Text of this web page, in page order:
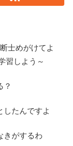
士めがけてよ
習しよう～
？
したんですよ
きがするわ